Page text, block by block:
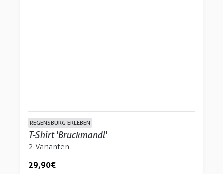
REGENSBURG ERLEBEN
T-Shirt 'Bruckmandl'
2 Varianten
29,90 €